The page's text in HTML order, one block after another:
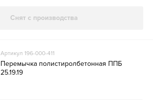
Снят с производства
Артикул 196-000-411
Перемычка полистиролбетонная ППБ
25.19.19